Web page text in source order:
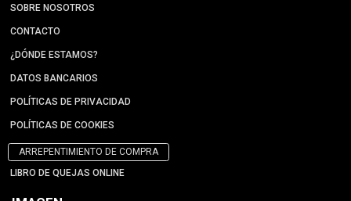
SOBRE NOSOTROS
CONTACTO
¿DÓNDE ESTAMOS?
DATOS BANCARIOS
POLÍTICAS DE PRIVACIDAD
POLÍTICAS DE COOKIES
ARREPENTIMIENTO DE COMPRA
LIBRO DE QUEJAS ONLINE